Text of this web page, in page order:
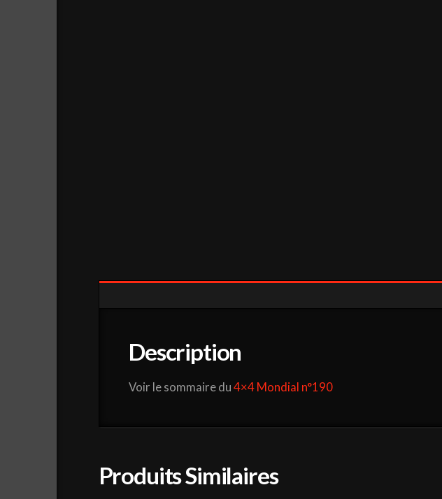
Description
Voir le sommaire du4×4 Mondial n°190
Produits Similaires